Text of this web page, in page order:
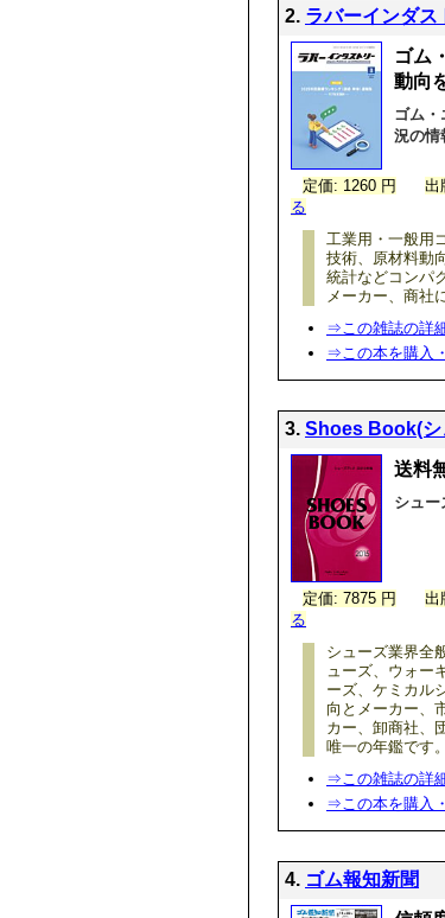
2. ラバーインダス
ゴム
動向
ゴム・
況の情
定価: 1260 円 出
る
工業用・一般用
技術、原材料動
統計などコンパ
メーカー、商社
⇒この雑誌の詳
⇒この本を購入
3. Shoes Book(シ
送料
シュー
定価: 7875 円 出
る
シューズ業界全
ューズ、ウォー
ーズ、ケミカル
向とメーカー、
カー、卸商社、
唯一の年鑑です。
⇒この雑誌の詳
⇒この本を購入
4. ゴム報知新聞